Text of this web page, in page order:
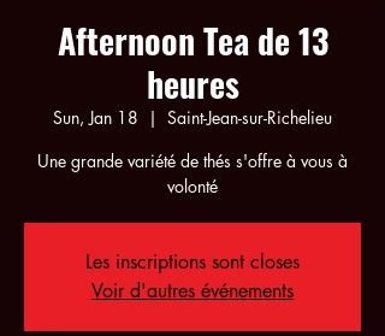
Afternoon Tea de 13
heures
Sun, Jan 18
  |
Saint-Jean-sur-Richelieu
Une grande variété de thés s'offre à vous à
volonté
Les inscriptions sont closes
Voir d'autres événements